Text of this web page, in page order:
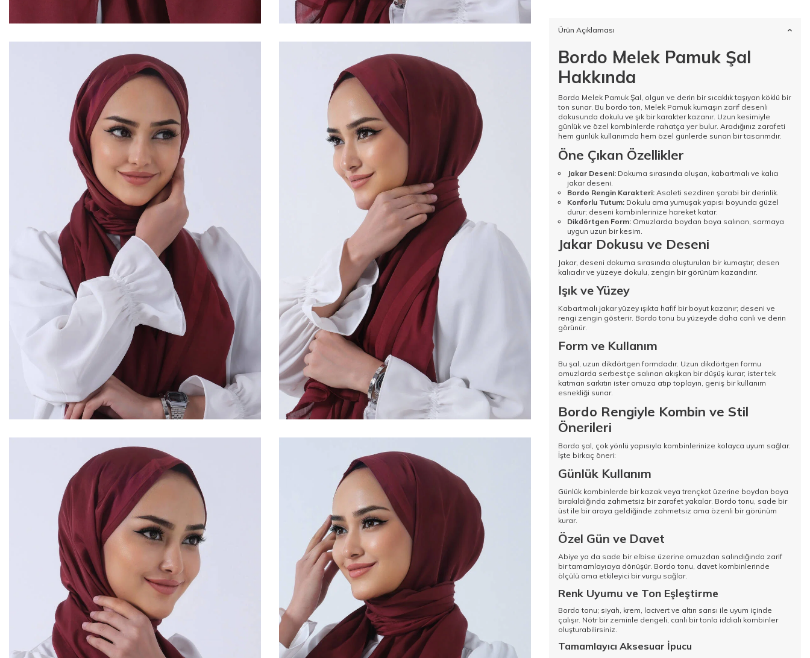
Ürün Açıklaması
Bordo Melek Pamuk Şal
Hakkında
Bordo Melek Pamuk Şal, olgun ve derin bir sıcaklık taşıyan köklü bir
ton sunar. Bu bordo ton, Melek Pamuk kumaşın zarif desenli
dokusunda dokulu ve şık bir karakter kazanır. Uzun kesimiyle
günlük ve özel kombinlerde rahatça yer bulur. Aradığınız zarafeti
hem günlük kullanımda hem özel günlerde sunan bir tasarımdır.
Öne Çıkan Özellikler
Jakar Deseni: Dokuma sırasında oluşan, kabartmalı ve kalıcı
jakar deseni.
Bordo Rengin Karakteri: Asaleti sezdiren şarabi bir derinlik.
Konforlu Tutum: Dokulu ama yumuşak yapısı boyunda güzel
durur; deseni kombinlerinize hareket katar.
Dikdörtgen Form: Omuzlarda boydan boya salınan, sarmaya
uygun uzun bir kesim.
Jakar Dokusu ve Deseni
Jakar, deseni dokuma sırasında oluşturulan bir kumaştır; desen
kalıcıdır ve yüzeye dokulu, zengin bir görünüm kazandırır.
Işık ve Yüzey
Kabartmalı jakar yüzey ışıkta hafif bir boyut kazanır; deseni ve
rengi zengin gösterir. Bordo tonu bu yüzeyde daha canlı ve derin
görünür.
Form ve Kullanım
Bu şal, uzun dikdörtgen formdadır. Uzun dikdörtgen formu
omuzlarda serbestçe salınan akışkan bir düşüş kurar; ister tek
katman sarkıtın ister omuza atıp toplayın, geniş bir kullanım
esnekliği sunar.
Bordo Rengiyle Kombin ve Stil
Önerileri
Bordo şal, çok yönlü yapısıyla kombinlerinize kolayca uyum sağlar.
İşte birkaç öneri:
Günlük Kullanım
Günlük kombinlerde bir kazak veya trençkot üzerine boydan boya
bırakıldığında zahmetsiz bir zarafet yakalar. Bordo tonu, sade bir
üst ile bir araya geldiğinde zahmetsiz ama özenli bir görünüm
kurar.
Özel Gün ve Davet
Abiye ya da sade bir elbise üzerine omuzdan salındığında zarif
bir tamamlayıcıya dönüşür. Bordo tonu, davet kombinlerinde
ölçülü ama etkileyici bir vurgu sağlar.
Renk Uyumu ve Ton Eşleştirme
Bordo tonu; siyah, krem, lacivert ve altın sarısı ile uyum içinde
çalışır. Nötr bir zeminle dengeli, canlı bir tonla iddialı kombinler
oluşturabilirsiniz.
Tamamlayıcı Aksesuar İpucu